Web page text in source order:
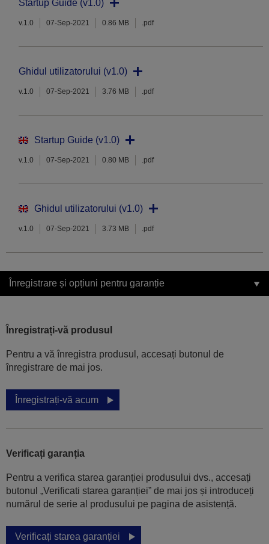
Startup Guide (v1.0)
v.1.0 07-Sep-2021 0.86 MB .pdf
Ghidul utilizatorului (v1.0)
v.1.0 07-Sep-2021 3.76 MB .pdf
Startup Guide (v1.0)
v.1.0 07-Sep-2021 0.80 MB .pdf
Ghidul utilizatorului (v1.0)
v.1.0 07-Sep-2021 3.73 MB .pdf
Înregistrare și opțiuni pentru garanție
Înregistrați-vă produsul
Pentru a vă înregistra produsul, accesați butonul de
înregistrare de mai jos.
Înregistrați-vă acum
Verificați garanția
Pentru a verifica starea garanției produsului dvs., accesați
butonul „Verificati starea garanției” de mai jos și introduceți
numărul de serie al produsului pe pagina de asistență.
Verificați starea garanției